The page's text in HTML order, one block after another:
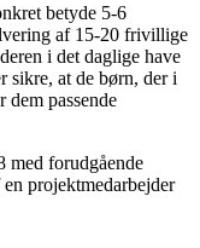
betyde 5-6
af 15-20 frivillige
i det daglige have
sikre, at de børn, der i
passende
med forudgående
projektmedarbejder